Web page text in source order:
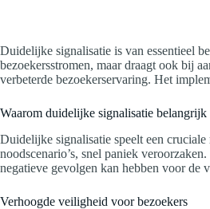
Duidelijke signalisatie is van essentieel
bezoekersstromen, maar draagt ook bij
verbeterde bezoekerservaring. Het
Waarom duidelijke signalisatie belangrijk
Duidelijke signalisatie speelt een
noodscenario’s, snel paniek
negatieve gevolgen kan hebben voor de
Verhoogde veiligheid voor bezoekers